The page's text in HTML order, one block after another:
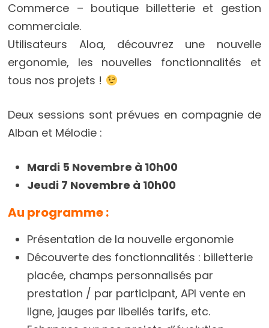
Commerce – boutique billetterie et gestion
commerciale.
Utilisateurs Aloa, découvrez une nouvelle
ergonomie, les nouvelles fonctionnalités et
tous nos projets !
Deux sessions sont prévues en compagnie de
Alban et Mélodie :
Mardi 5 Novembre à 10h00
Jeudi 7 Novembre à 10h00
Au programme :
Présentation de la nouvelle ergonomie
Découverte des fonctionnalités : billetterie
placée, champs personnalisés par
prestation / par participant, API vente en
ligne, jauges par libellés tarifs, etc.